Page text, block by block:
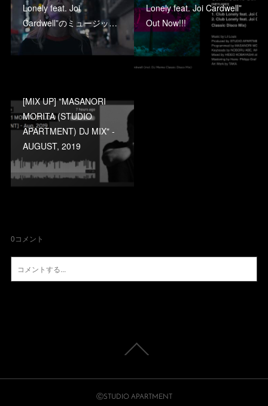
Lonely feat. Joi
Cardwell”のミュージッ…
Lonely feat. Joi Cardwell”
Out Now!!!
[MIX UP] "MASANORI
MORITA (STUDIO
APARTMENT) DJ MIX" -
AUGUST, 2019
0コメント
ⒸSTUDIO APARTMENT